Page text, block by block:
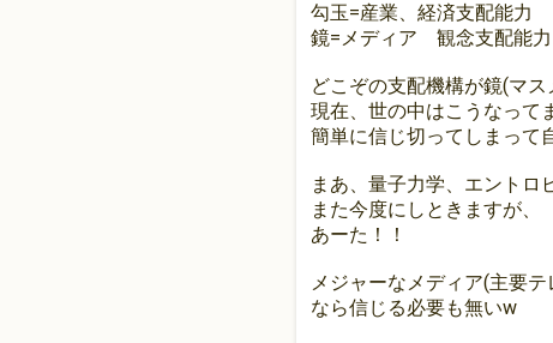
勾玉=産業、経済支配能力
鏡=メディア 観念支配能力
どこぞの支配機構が鏡(マ
現在、世の中はこうなって
簡単に信じ切ってしまって
まあ、量子力学、エントロ
また今度にしときますが、
あーた！！
メジャーなメディア(主要
なら信じる必要も無いw